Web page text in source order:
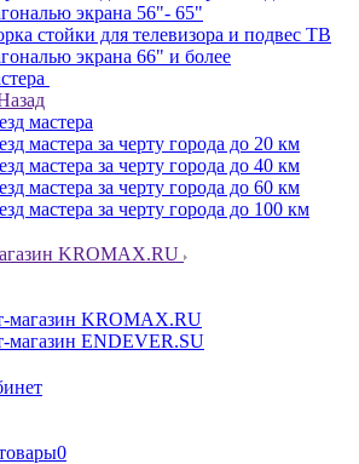
экрана 56"- 65"
стойки для телевизора и подвес ТВ
экрана 66" и более
мастера
мастера за черту города до 20 км
мастера за черту города до 40 км
мастера за черту города до 60 км
мастера за черту города до 100 км
KROMAX.RU
магазин KROMAX.RU
магазин ENDEVER.SU
0